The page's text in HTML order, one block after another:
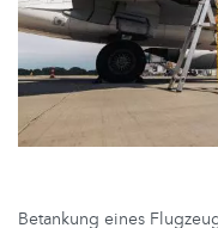
Betankung eines